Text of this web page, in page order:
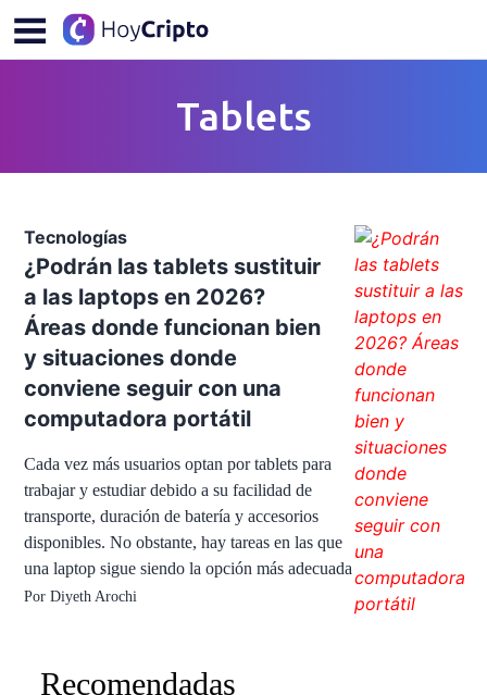
Tablets
Tecnologías
¿Podrán las tablets sustituir
a las laptops en 2026?
Áreas donde funcionan bien
y situaciones donde
conviene seguir con una
computadora portátil
Cada vez más usuarios optan por tablets para
trabajar y estudiar debido a su facilidad de
transporte, duración de batería y accesorios
disponibles. No obstante, hay tareas en las que
una laptop sigue siendo la opción más adecuada
Por Diyeth Arochi
Recomendadas